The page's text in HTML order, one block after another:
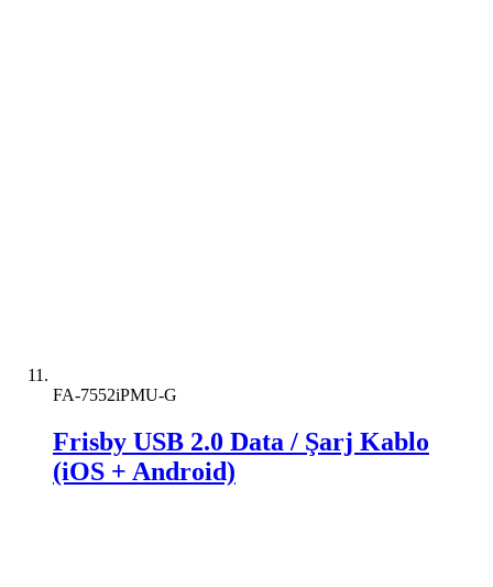
FA-7552iPMU-G
Frisby USB 2.0 Data / Şarj Kablo
(iOS + Android)